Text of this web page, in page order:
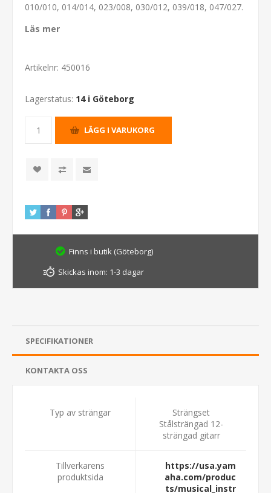
010/010, 014/014, 023/008, 030/012, 039/018, 047/027.
Läs mer
Artikelnr: 450016
Lagerstatus: 14 i Göteborg
Finns i butik (Göteborg)
Skickas inom: 1-3 dagar
SPECIFIKATIONER
KONTAKTA OSS
Typ av strängar
Strängset
Stålsträngad 12-
strängad gitarr
Tillverkarens
produktsida
https://usa.yam
aha.com/produc
ts/musical_instr